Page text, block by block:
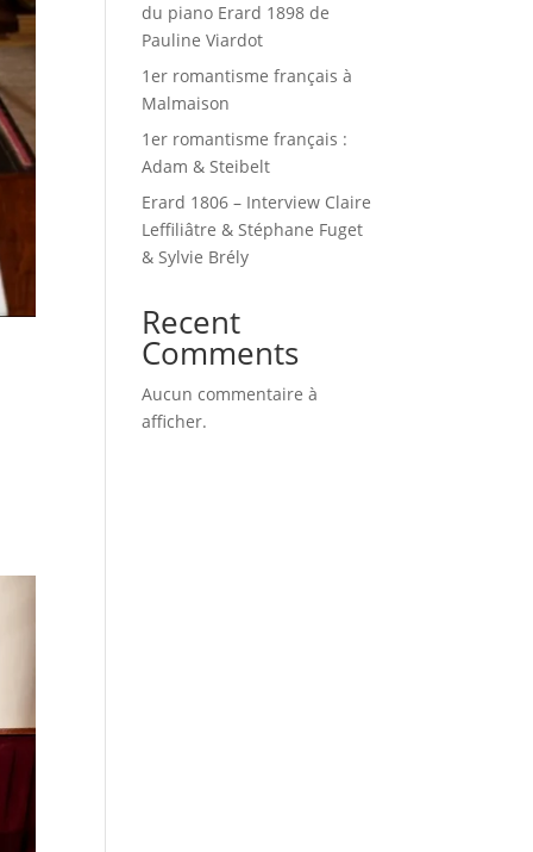
du piano Erard 1898 de
Pauline Viardot
1er romantisme français à
Malmaison
1er romantisme français :
Adam & Steibelt
Erard 1806 – Interview Claire
Leffiliâtre & Stéphane Fuget
& Sylvie Brély
Recent
Comments
Aucun commentaire à
afficher.